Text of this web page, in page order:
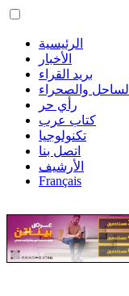
الرئيسية
الأخبار
بريد القراء
الساحل والصحراء
رأي حر
كتاب عرب
تكنولوجيا
اتصل بنا
الأرشيف
Français